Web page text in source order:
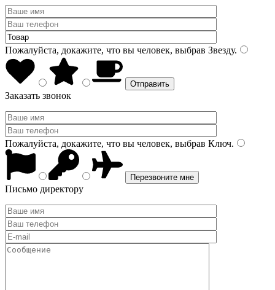
Пожалуйста, докажите, что вы человек, выбрав Звезду.
Заказать звонок
Пожалуйста, докажите, что вы человек, выбрав Ключ.
Письмо директору